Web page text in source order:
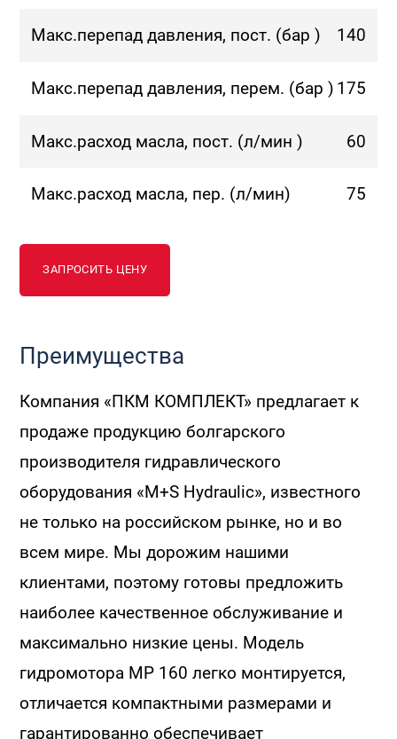
Макс.перепад давления, пост. (бар ) 140
Макс.перепад давления, перем. (бар ) 175
Макс.расход масла, пост. (л/мин ) 60
Макс.расход масла, пер. (л/мин) 75
ЗАПРОСИТЬ ЦЕНУ
Преимущества
Компания «ПКМ КОМПЛЕКТ» предлагает к
продаже продукцию болгарского
производителя гидравлического
оборудования «M+S Hydraulic», известного
не только на российском рынке, но и во
всем мире. Мы дорожим нашими
клиентами, поэтому готовы предложить
наиболее качественное обслуживание и
максимально низкие цены. Модель
гидромотора MP 160 легко монтируется,
отличается компактными размерами и
гарантированно обеспечивает